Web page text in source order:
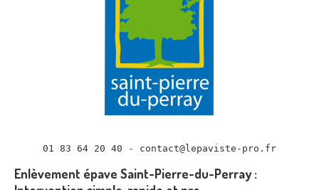
01 83 64 20 40 - contact@lepaviste-pro.fr
Enlèvement épave Saint-Pierre-du-Perray :